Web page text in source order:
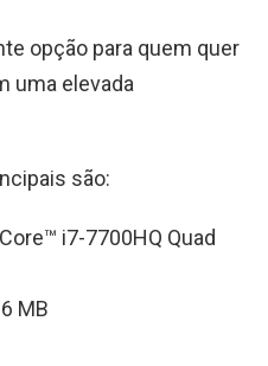
opção para quem quer
uma elevada
são:
i7-7700HQ Quad
MB